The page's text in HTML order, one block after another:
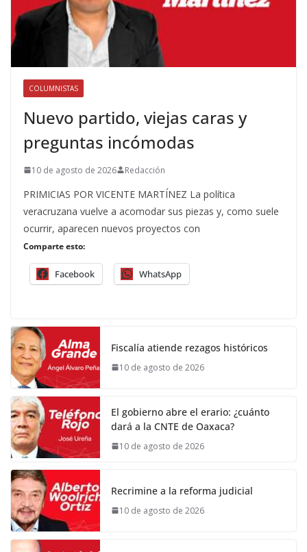
COLUMNISTAS
Nuevo partido, viejas caras y
preguntas incómodas
10 de agosto de 2026 Redacción
PRIMICIAS POR VICENTE MARTÍNEZ La política
veracruzana vuelve a acomodar sus piezas y, como suele
ocurrir, aparecen nuevos proyectos con
Comparte esto:
Facebook WhatsApp
Fiscalía atiende rezagos históricos
10 de agosto de 2026
El gobierno abre el erario: ¿cuánto
dará a la CNTE de Oaxaca?
10 de agosto de 2026
Recrimine a la reforma judicial
10 de agosto de 2026